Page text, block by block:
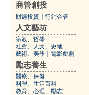
商管創投
財經投資 行銷企管
人文藝坊
宗教、哲學
社會、人文、史地
藝術、美學
電影戲劇
勵志養生
醫療、保健
料理、生活百科
教育、心理、勵志